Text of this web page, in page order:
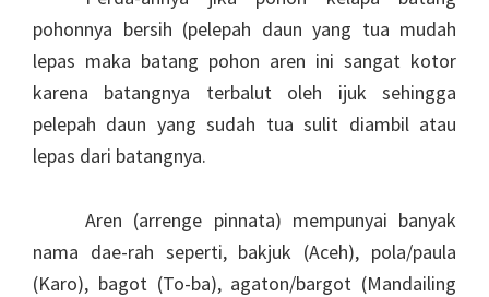
pohonnya bersih (pelepah daun yang tua mudah
lepas maka batang pohon aren ini sangat kotor
karena batangnya terbalut oleh ijuk sehingga
pelepah daun yang sudah tua sulit diambil atau
lepas dari batangnya.
Aren (arrenge pinnata) mempunyai banyak
nama dae-rah seperti, bakjuk (Aceh), pola/paula
(Karo), bagot (To-ba), agaton/bargot (Mandailing